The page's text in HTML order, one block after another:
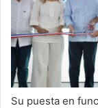
Su puesta en